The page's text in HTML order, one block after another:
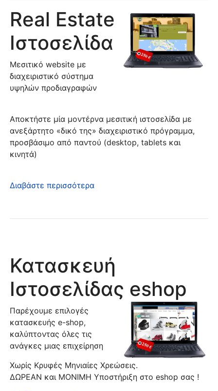
Real Estate
Ιστοσελίδα
Μεσιτικό website με
διαχειριστικό σύστημα
υψηλών προδιαγραφών
Αποκτήστε μία μοντέρνα μεσιτική ιστοσελίδα με
ανεξάρτητο «δικό της» διαχειριστικό πρόγραμμα,
προσβάσιμο από παντού (desktop, tablets και
κινητά)
Διαβάστε περισσότερα
Κατασκευή
Ιστοσελίδας eshop
Παρέχουμε επιλογές
κατασκευής e-shop,
καλύπτοντας όλες τις
ανάγκες μιας επιχείρηση
Χωρίς Κρυφές Μηνιαίες Χρεώσεις.
ΔΩΡΕΑΝ και ΜΟΝΙΜΗ Υποστήριξη στο eshop σας !